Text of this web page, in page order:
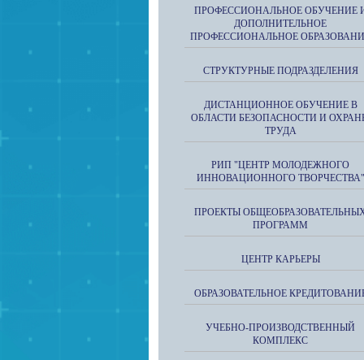
ПРОФЕССИОНАЛЬНОЕ ОБУЧЕНИЕ
ДОПОЛНИТЕЛЬНОЕ
ПРОФЕССИОНАЛЬНОЕ
СТРУКТУРНЫЕ ПОДРАЗДЕЛЕНИЯ
ДИСТАНЦИОННОЕ ОБУЧЕНИЕ В
ОБЛАСТИ БЕЗОПАСНОСТИ И
ТРУДА
РИП "ЦЕНТР МОЛОДЕЖНОГО
ИННОВАЦИОННОГО ТВОРЧЕСТВА"
ПРОЕКТЫ
ПРОГРАММ
ЦЕНТР КАРЬЕРЫ
ОБРАЗОВАТЕЛЬНОЕ
УЧЕБНО-ПРОИЗВОДСТВЕННЫЙ
КОМПЛЕКС